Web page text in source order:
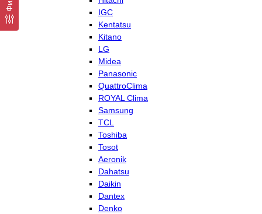
IGC
Kentatsu
Kitano
LG
Midea
Panasonic
QuattroClima
ROYAL Clima
Samsung
TCL
Toshiba
Tosot
Aeronik
Dahatsu
Daikin
Dantex
Denko